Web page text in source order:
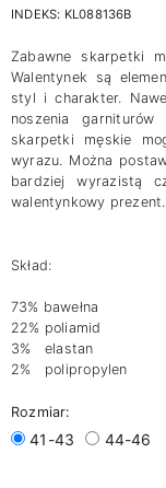
INDEKS: KL088136B
Zabawne skarpetki
Walentynek są
styl i charakter.
noszenia garniturów
skarpetki męskie
wyrazu. Można
bardziej wyrazistą
walentynkowy prezent.
Skład:
73% bawełna
22% poliamid
3% elastan
2% polipropylen
Rozmiar:
41-43 44-46